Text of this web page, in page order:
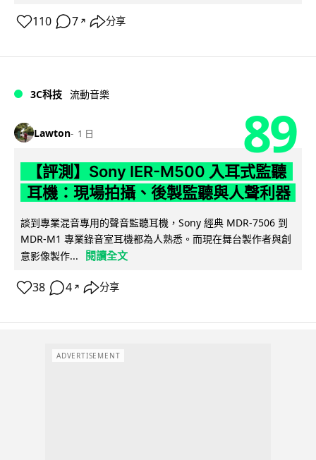
110 7 ↗ 分享
3C科技 流動音樂
Lawton 1 日 89
【評測】Sony IER-M500 入耳式監聽
耳機：現場拍攝、後製監聽與人聲利器
談到專業混音專用的聲音監聽耳機，Sony 經典 MDR-7506 到
MDR-M1 專業錄音室耳機都為人熟悉。而現在舞台製作者與創
意影像製作...
閱讀全文
38 4 ↗ 分享
ADVERTISEMENT